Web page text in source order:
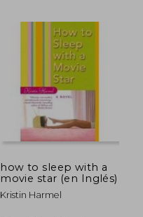
$
how to sleep with a
movie star (en Inglés)
Kristin Harmel